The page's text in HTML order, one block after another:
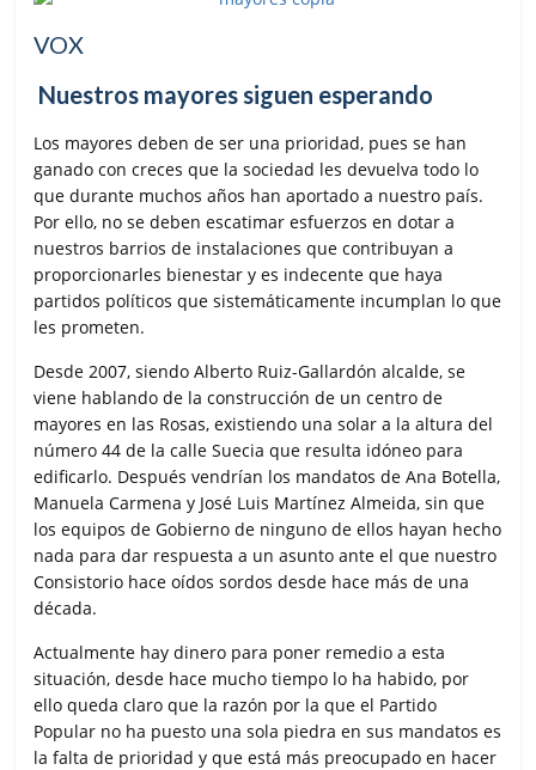
VOX
Nuestros mayores siguen esperando
Los mayores deben de ser una prioridad, pues se han
ganado con creces que la sociedad les devuelva todo lo
que durante muchos años han aportado a nuestro país.
Por ello, no se deben escatimar esfuerzos en dotar a
nuestros barrios de instalaciones que contribuyan a
proporcionarles bienestar y es indecente que haya
partidos políticos que sistemáticamente incumplan lo que
les prometen.
Desde 2007, siendo Alberto Ruiz-Gallardón alcalde, se
viene hablando de la construcción de un centro de
mayores en las Rosas, existiendo una solar a la altura del
número 44 de la calle Suecia que resulta idóneo para
edificarlo. Después vendrían los mandatos de Ana Botella,
Manuela Carmena y José Luis Martínez Almeida, sin que
los equipos de Gobierno de ninguno de ellos hayan hecho
nada para dar respuesta a un asunto ante el que nuestro
Consistorio hace oídos sordos desde hace más de una
década.
Actualmente hay dinero para poner remedio a esta
situación, desde hace mucho tiempo lo ha habido, por
ello queda claro que la razón por la que el Partido
Popular no ha puesto una sola piedra en sus mandatos es
la falta de prioridad y que está más preocupado en hacer